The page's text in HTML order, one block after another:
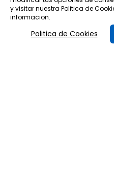
Mi cuenta
Información
y visitar nuestra Politica de
informacion.
Politica de Cookies